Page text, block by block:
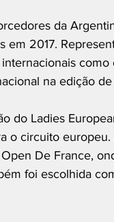
da
em 2017.
como
na edição de
do Ladies
o circuito
De France,
foi escolhida